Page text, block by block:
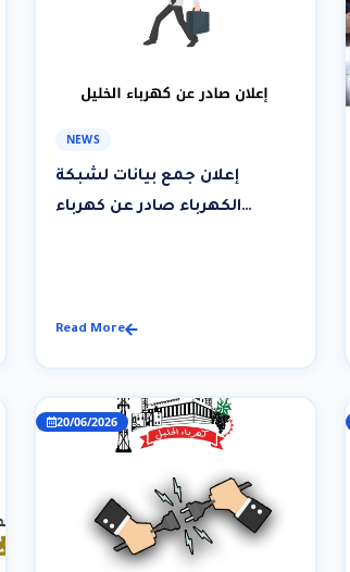
NEWS
إعلان جمع بيانات لشبكة
الكهرباء صادر عن كهرباء
Read More
20/06/2026